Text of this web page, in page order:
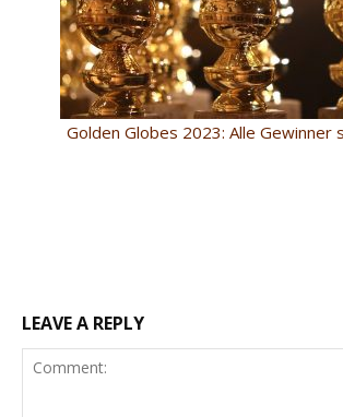
Golden Globes 2023: Alle Gewinner
LEAVE A REPLY